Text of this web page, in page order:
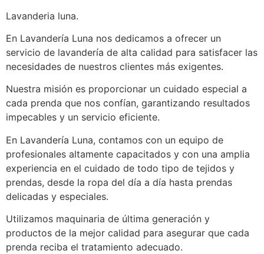
Lavanderia luna.
En Lavandería Luna nos dedicamos a ofrecer un
servicio de lavandería de alta calidad para satisfacer las
necesidades de nuestros clientes más exigentes.
Nuestra misión es proporcionar un cuidado especial a
cada prenda que nos confían, garantizando resultados
impecables y un servicio eficiente.
En Lavandería Luna, contamos con un equipo de
profesionales altamente capacitados y con una amplia
experiencia en el cuidado de todo tipo de tejidos y
prendas, desde la ropa del día a día hasta prendas
delicadas y especiales.
Utilizamos maquinaria de última generación y
productos de la mejor calidad para asegurar que cada
prenda reciba el tratamiento adecuado.